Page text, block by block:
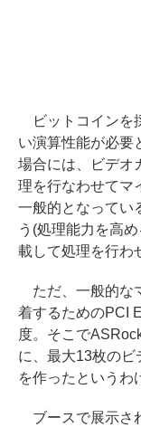
ビットコインを
い演算性能が必要
場合には、ビデオ
理を行なわせてマ
一般的となってい
う(処理能力を高
載して処理を行わ
ただ、一般的な
着するためのPCI
度。そこで
に、最大13枚のビ
を作ったというわ
ブースで展示さ